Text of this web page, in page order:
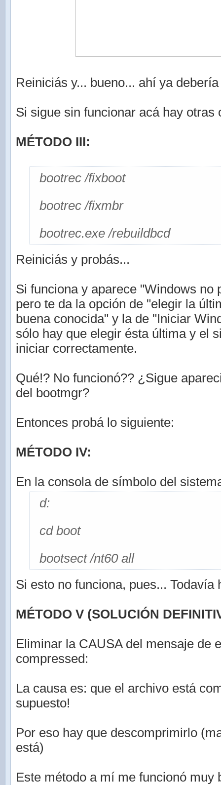
Reiniciás y... bueno... ahí ya
Si sigue sin funcionar acá hay otras
MÉTODO III:
bootrec /fixboot
bootrec /fixmbr
bootrec.exe /rebuildbcd
Reiniciás y probás...
Si funciona y aparece "Windows no
pero te da la opción de "elegir la
buena conocida" y la de "Iniciar
sólo hay que elegir ésta última y el
iniciar correctamente.
Qué!? No funcionó?? ¿Sigue
del bootmgr?
Entonces probá lo siguiente:
MÉTODO IV:
En la consola de símbolo del
d:
cd boot
bootsect /nt60 all
Si esto no funciona, pues... Todavía
MÉTODO V (SOLUCIÓN
Eliminar la CAUSA del mensaje de
compressed:
La causa es: que el archivo está
supuesto!
Por eso hay que descomprimirlo
está)
Este método a mí me funcionó muy